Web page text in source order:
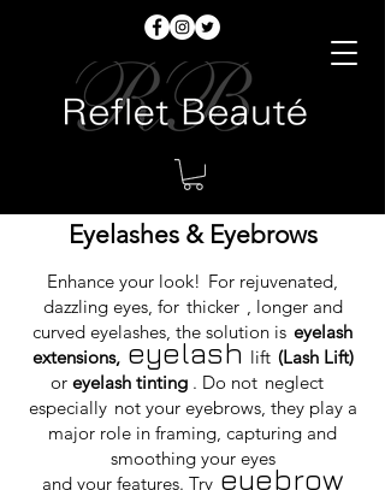
Eyelashes & Eyebrows
Enhance your look! For rejuvenated,
dazzling eyes, for thicker , longer and
curved eyelashes, the solution is eyelash
extensions,eyelash lift (Lash Lift)
or eyelash tinting. Do not neglect
especially not your eyebrows, they play a
major role in framing, capturing and
smoothing your eyes
and your features. Tryeyebrow